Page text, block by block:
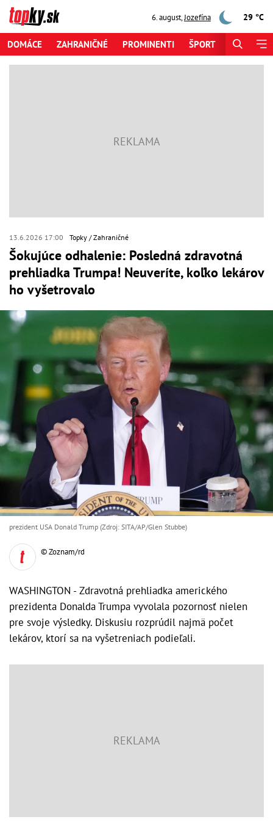
6. august,Jozefína 29 °C
DOMÁCE ZAHRANIČNÉ PROMINENTI ŠPORT
13.6.2026 17:00 Topky Zahraničné
Šokujúce odhalenie: Posledná zdravotná
prehliadka Trumpa! Neuveríte, koľko lekárov
ho vyšetrovalo
prezident USA Donald Trump (Zdroj: SITA/AP/Glen Stubbe)
© Zoznam/rd
WASHINGTON - Zdravotná prehliadka amerického
prezidenta Donalda Trumpa vyvolala pozornosť nielen
pre svoje výsledky. Diskusiu rozprúdil najmä počet
lekárov, ktorí sa na vyšetreniach podieľali.